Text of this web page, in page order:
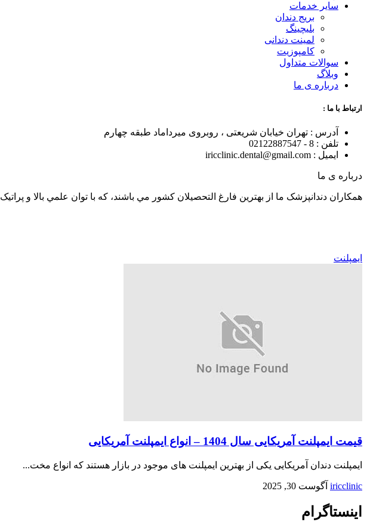
سایر خدمات
بریج دندان
بلیچینگ
لمینت دندانی
کامپوزیت
سوالات متداول
وبلاگ
درباره ی ما
ارتباط با ما :
آدرس : تهران خیابان شریعتی ، روبروی میرداماد طبقه چهارم
تلفن : 8 - 02122887547
ایمیل : iricclinic.dental@gmail.com
درباره ی ما
همکاران دندانپزشک ما از بهترين فارغ التحصيلان کشور مي باشند، که با توان علمي بالا و پراتيک فوق
ایمپلنت
قیمت ایمپلنت آمریکایی سال 1404 – انواع ایمپلنت آمریکایی
ایمپلنت دندان آمریکایی یکی از بهترین ایمپلنت های موجود در بازار هستند که انواع مخت...
iricclinic آگوست 30, 2025
اینستاگرام